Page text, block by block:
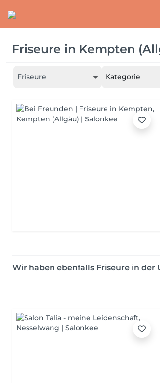
Friseure in Kempten
Friseure Kategorie
Wir haben ebenfalls Friseure in